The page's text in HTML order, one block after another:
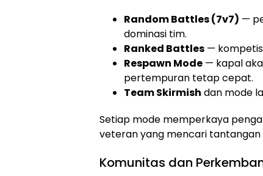
Random Battles (7v7) —
dominasi tim.
Ranked Battles —
Respawn Mode — kapal
pertempuran tetap cepat.
Team Skirmish dan mode
Setiap mode memperkaya
veteran yang mencari
Komunitas dan